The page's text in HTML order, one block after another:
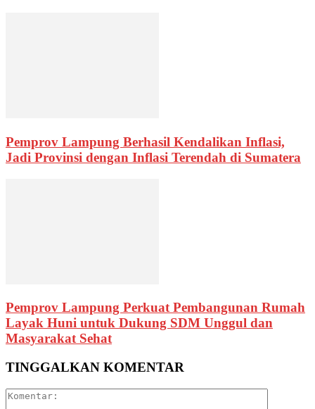
Pemprov Lampung Berhasil Kendalikan Inflasi,
Jadi Provinsi dengan Inflasi Terendah di Sumatera
Pemprov Lampung Perkuat Pembangunan Rumah
Layak Huni untuk Dukung SDM Unggul dan
Masyarakat Sehat
TINGGALKAN KOMENTAR